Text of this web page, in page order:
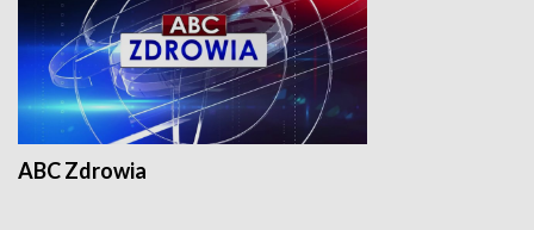
ABC Zdrowia